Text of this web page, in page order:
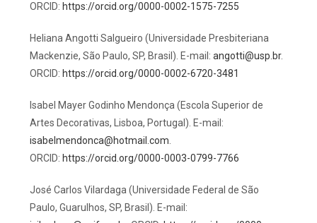
ORCID: https://orcid.org/0000-0002-1575-7255
Heliana Angotti Salgueiro (Universidade Presbiteriana
Mackenzie, São Paulo, SP, Brasil). E-mail:angotti@usp.br.
ORCID: https://orcid.org/0000-0002-6720-3481
Isabel Mayer Godinho Mendonça (Escola Superior de
Artes Decorativas, Lisboa, Portugal). E-mail:
isabelmendonca@hotmail.com
ORCID: https://orcid.org/0000-0003-0799-7766
José Carlos Vilardaga (Universidade Federal de São
Paulo, Guarulhos, SP, Brasil). E-mail: